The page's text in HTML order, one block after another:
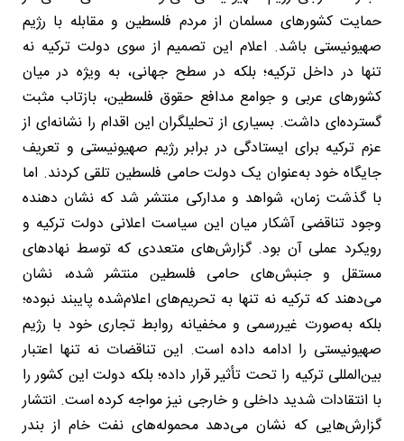
حمایت کشورهای مسلمان از مردم فلسطین و مقابله با رژیم
صهیونیستی باشد. اعلام این تصمیم از سوی دولت ترکیه نه
تنها در داخل ترکیه؛ بلکه در سطح جهانی، به ویژه در میان
کشورهای عربی و جوامع مدافع حقوق فلسطین، بازتاب مثبت
گسترده‌ای داشت. بسیاری از تحلیلگران این اقدام را نشانه‌ای از
عزم ترکیه برای ایستادگی در برابر رژیم صهیونیستی و تعریف
جایگاه خود به‌عنوان یک دولت حامی فلسطین تلقی کردند. اما
با گذشت زمان، شواهد و مدارکی منتشر شد که نشان دهنده
وجود تناقضی آشکار میان این سیاست اعلانی دولت ترکیه و
رویکرد عملی آن بود. گزارش‌های متعددی که توسط نهادهای
مستقل و جنبش‌های حامی فلسطین منتشر شده‌، نشان
می‌دهند که ترکیه نه تنها به تحریم‌های اعلام‌شده پایبند نبوده؛
بلکه به‌صورت غیررسمی و مخفیانه روابط تجاری خود با رژیم
صهیونیستی را ادامه داده است. این تناقضات نه تنها اعتبار
بین‌المللی ترکیه را تحت تأثیر قرار داده؛ بلکه دولت این کشور را
با انتقادات شدید داخلی و خارجی نیز مواجه کرده است. انتشار
گزارش‌هایی که نشان می‌دهد محموله‌های نفت خام از بندر